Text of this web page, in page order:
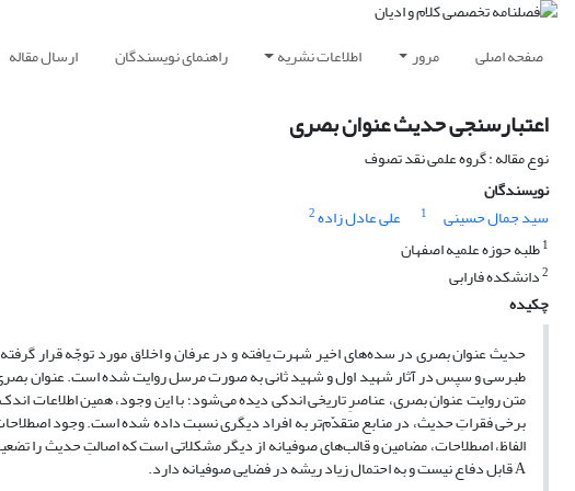
صفحه اصلی مرور اطلاعات نشریه راهنمای نویسندگان ارسال مقاله
اعتبارسنجی حدیث عنوان بصری
نوع مقاله : گروه علمی نقد تصوف
نویسندگان
سید جمال حسینی
1 علی عادل زاده2
1طلبه حوزه علمیه اصفهان
2دانشکده فارابی
چکیده
حدیث عنوان بصری در سده‌های اخیر شهرت یافته و در عرفان و اخلاق مورد توجّه قرار
طبرسی و سپس در آثار شهید اول و شهید ثانی به صورت مرسل روایت شده است. عنوان بصری
برخی فقراتِ حدیث، در منابع متقدّم‌تر به افراد دیگری نسبت داده شده است. وجود
الفاظ، اصطلاحات، مضامین و قالب‌های صوفیانه از دیگر مشکلاتی است که اصالتِ حدیث را
A قابل دفاع نیست و به احتمال زیاد ریشه در فضایی صوفیانه دارد.